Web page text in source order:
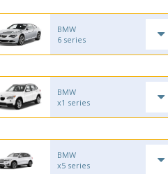
BMW
6 series
BMW
x1 series
BMW
x5 series